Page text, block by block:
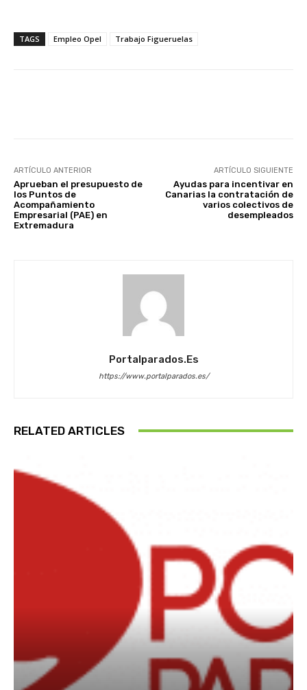
TAGS Empleo Opel Trabajo Figueruelas
ARTÍCULO ANTERIOR
Aprueban el presupuesto de
los Puntos de
Acompañamiento
Empresarial (PAE) en
Extremadura
ARTÍCULO SIGUIENTE
Ayudas para incentivar en
Canarias la contratación de
varios colectivos de
desempleados
Portalparados.es
https://www.portalparados.es/
RELATED ARTICLES